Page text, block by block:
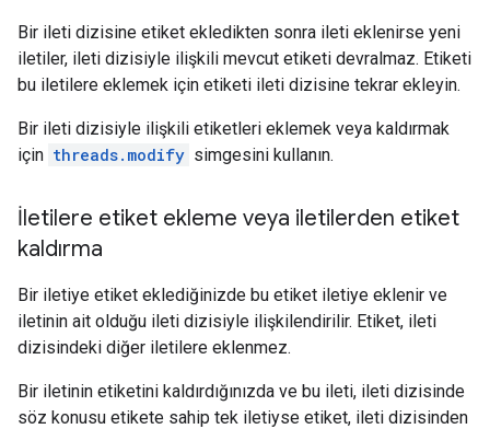
Bir ileti dizisine etiket ekledikten sonra ileti eklenirse yeni
iletiler, ileti dizisiyle ilişkili mevcut etiketi devralmaz. Etiketi
bu iletilere eklemek için etiketi ileti dizisine tekrar ekleyin.
Bir ileti dizisiyle ilişkili etiketleri eklemek veya kaldırmak
için threads.modify simgesini kullanın.
İletilere etiket ekleme veya iletilerden etiket
kaldırma
Bir iletiye etiket eklediğinizde bu etiket iletiye eklenir ve
iletinin ait olduğu ileti dizisiyle ilişkilendirilir. Etiket, ileti
dizisindeki diğer iletilere eklenmez.
Bir iletinin etiketini kaldırdığınızda ve bu ileti, ileti dizisinde
söz konusu etikete sahip tek iletiyse etiket, ileti dizisinden